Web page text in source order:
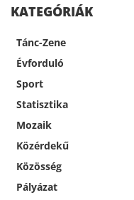
KATEGÓRIÁK
Tánc-Zene
Évforduló
Sport
Statisztika
Mozaik
Közérdekű
Közösség
Pályázat